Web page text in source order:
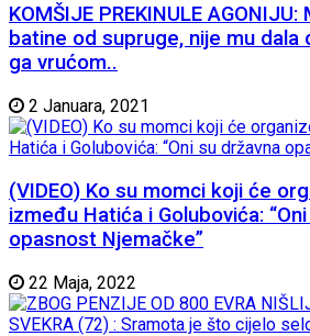
KOMŠIJE PREKINULE
batine od supruge, nije mu dala
ga vrućom..
2 Januara, 2021
(VIDEO) Ko su momci koji će
između Hatića i Golubovića:
opasnost Njemačke”
22 Maja, 2022